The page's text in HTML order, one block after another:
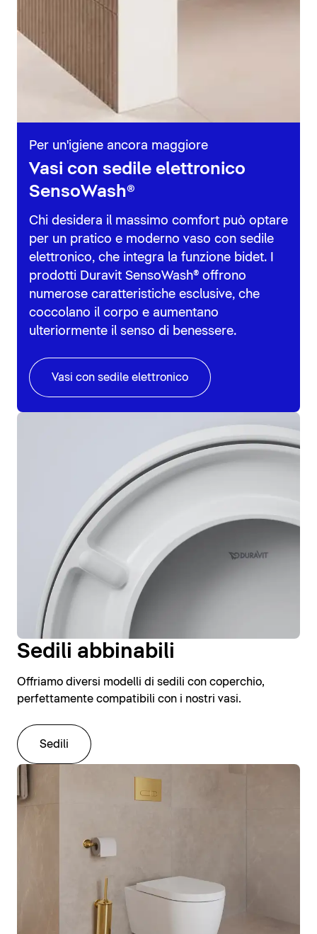
Per un'igiene ancora maggiore
Vasi con sedile elettronico
SensoWash®
Chi desidera il massimo comfort può optare
per un pratico e moderno vaso con sedile
elettronico, che integra la funzione bidet. I
prodotti Duravit SensoWash® offrono
numerose caratteristiche esclusive, che
coccolano il corpo e aumentano
ulteriormente il senso di benessere.
Vasi con sedile elettronico
Sedili abbinabili
Offriamo diversi modelli di sedili con coperchio,
perfettamente compatibili con i nostri vasi.
Sedili